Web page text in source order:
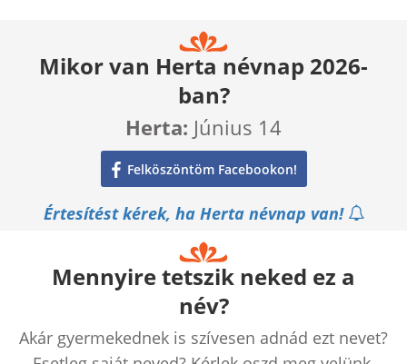
Mikor van Herta névnap 2026-
ban?
Herta: Június 14
Felköszöntöm Facebookon!
Értesítést kérek, ha Herta névnap van!
Mennyire tetszik neked ez a
név?
Akár gyermekednek is szívesen adnád ezt nevet?